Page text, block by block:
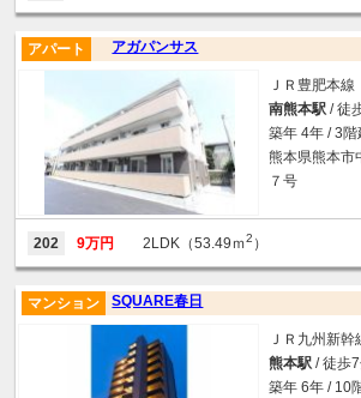
アガパンサス
アパート
ＪＲ豊肥本線
南熊本駅 / 徒
築年 4年 / 3階
熊本県熊本市
７号
202 9万円 2LDK（53.49ｍ2 ）
SQUARE春日
マンション
ＪＲ九州新幹
熊本駅 / 徒歩
築年 6年 / 10